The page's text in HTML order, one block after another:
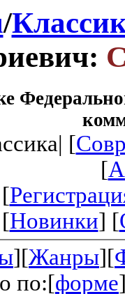
/
[
[
[
[Новинки] [
][Жанры][
по:[форме